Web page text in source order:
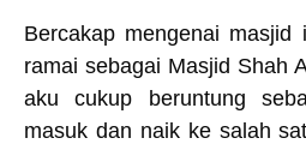
Bercakap mengenai masjid
ramai sebagai Masjid Shah
aku cukup beruntung
masuk dan naik ke salah